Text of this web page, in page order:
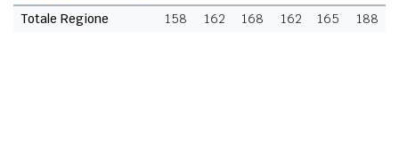
Totale Regione
158 162 168 162 165 188